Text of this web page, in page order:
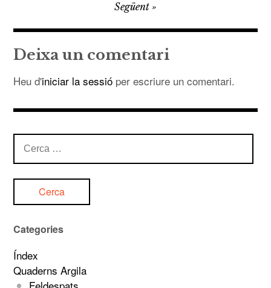
d'entrades
Següent
Deixa un comentari
Heu d'iniciar la sessió per escriure un comentari.
Categories
Índex
Quaderns Argila